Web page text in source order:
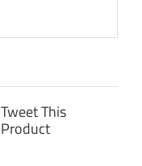
Tweet This
Product